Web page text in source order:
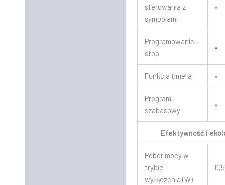
sterowania z
symbolami
•
Programowanie
stop
•
Funkcja timera •
Program
szabasowy
•
Efektywność i
Pobór mocy w
trybie
wyłączenia (W)
0,5